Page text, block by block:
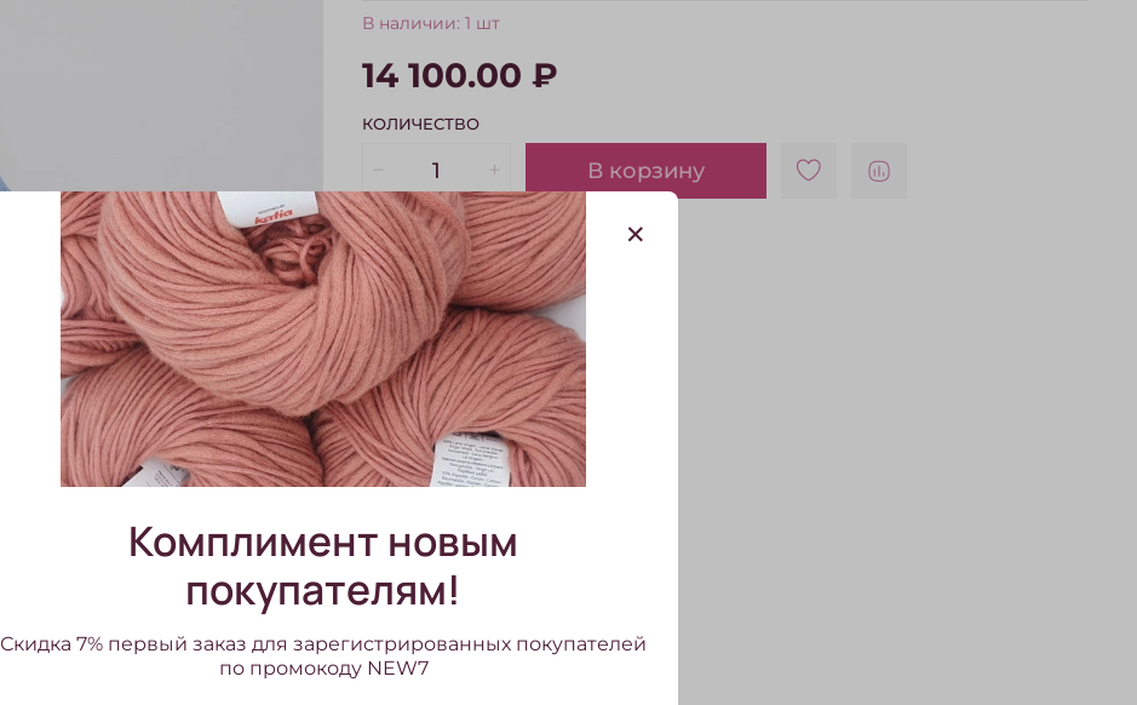
В наличии: 1 шт
14 100.00 ₽
КОЛИЧЕСТВО
В корзину
Комплимент новым
покупателям!
Скидка 7% первый заказ для зарегистрированных покупателей
по промокоду NEW7